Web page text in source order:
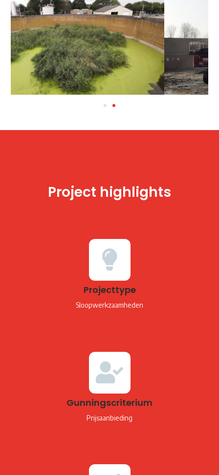
Project highlights
Projecttype
Sloopwerkzaamheden
Gunningscriterium
Prijsaanbieding